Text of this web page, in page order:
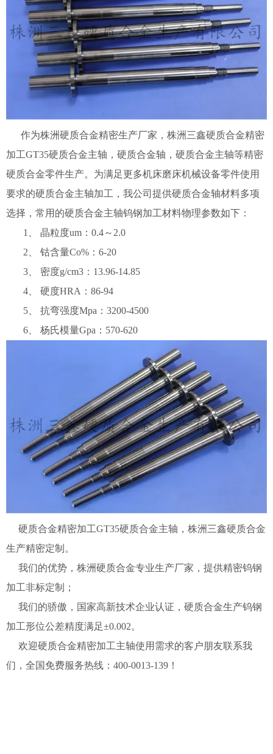
作为株洲硬质合金精密生产厂家，株洲三鑫硬质合金精密
加工GT35硬质合金主轴，硬质合金轴，硬质合金主轴等精密
硬质合金零件生产。为满足更多机床磨床机械设备零件使用
要求的硬质合金主轴加工，我公司提供硬质合金轴材料多项
选择，常用的硬质合金主轴钨钢加工材料物理参数如下：
1、 晶粒度um：0.4～2.0
2、 钴含量Co%：6-20
3、 密度g/cm3：13.96-14.85
4、 硬度HRA：86-94
5、 抗弯强度Mpa：3200-4500
6、 杨氏模量Gpa：570-620
硬质合金精密加工GT35硬质合金主轴，株洲三鑫硬质合金
生产精密定制。
我们的优势，株洲硬质合金专业生产厂家，提供精密钨钢
加工非标定制；
我们的骄傲，国家高新技术企业认证，硬质合金生产钨钢
加工形位公差精度满足±0.002。
欢迎硬质合金精密加工主轴使用需求的客户朋友联系我
们，全国免费服务热线：400-0013-139！